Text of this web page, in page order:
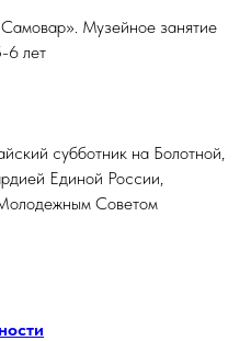
Музейное занятие
6 лет
субботник на Болотной,
Единой России,
Советом